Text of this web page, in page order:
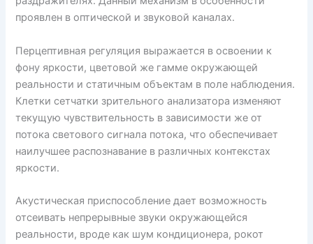
проявлен в оптической и звуковой каналах.
Перцептивная регуляция выражается в освоении к
фону яркости, цветовой же гамме окружающей
реальности и статичным объектам в поле наблюдения.
Клетки сетчатки зрительного анализатора изменяют
текущую чувствительность в зависимости же от
потока светового сигнала потока, что обеспечивает
наилучшее распознавание в различных контекстах
яркости.
Акустическая приспособление дает возможность
отсеивать непрерывные звуки окружающейся
реальности, вроде как шум кондиционера, рокот